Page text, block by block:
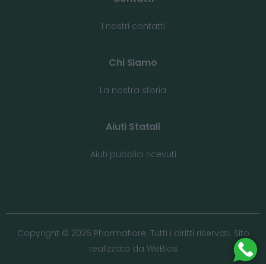
I nostri contatti
Chi Siamo
La nostra storia
Aiuti Statali
Aiuti pubblici ricevuti
Copyright © 2026 Pharmafiore. Tutti i diritti riservati. Sito
realizzato da WeBios